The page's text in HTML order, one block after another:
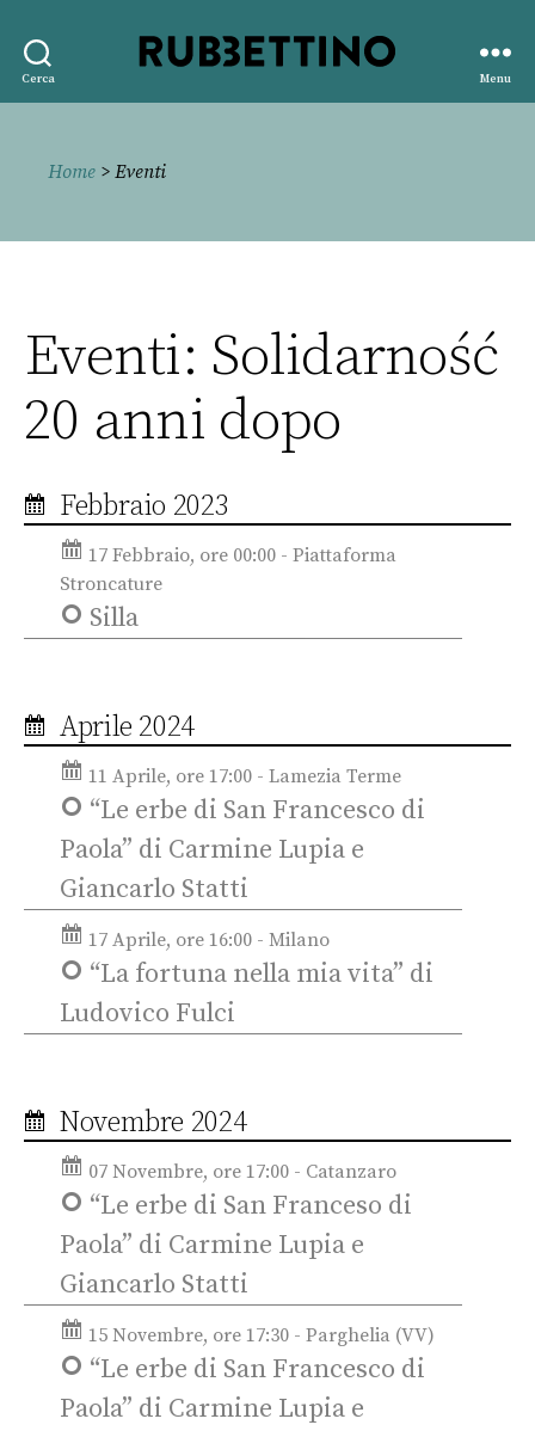
Cerca
editore
Menu
Home > Eventi
Eventi: Solidarność
20 anni dopo
Febbraio 2023
17 Febbraio, ore 00:00 - Piattaforma
Stroncature
Silla
Aprile 2024
11 Aprile, ore 17:00 - Lamezia Terme
“Le erbe di San Francesco di
Paola” di Carmine Lupia e
Giancarlo Statti
17 Aprile, ore 16:00 - Milano
“La fortuna nella mia vita” di
Ludovico Fulci
Novembre 2024
07 Novembre, ore 17:00 - Catanzaro
“Le erbe di San Franceso di
Paola” di Carmine Lupia e
Giancarlo Statti
15 Novembre, ore 17:30 - Parghelia (VV)
“Le erbe di San Francesco di
Paola” di Carmine Lupia e